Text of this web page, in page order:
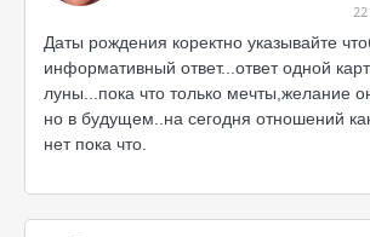
Даты рождения коректно указывайте
информативный ответ...ответ одной
луны...пока что только мечты,желание
но в будущем..на сегодня отношений
нет пока что.